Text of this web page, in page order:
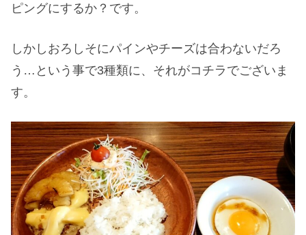
ピングにするか？です。
しかしおろしそにパインやチーズは合わないだろ
う…という事で3種類に、それがコチラでございま
す。